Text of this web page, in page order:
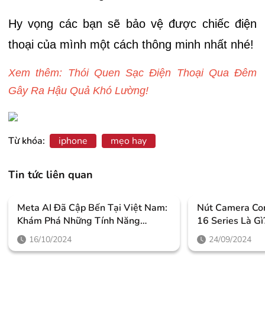
Hy vọng các bạn sẽ bảo vệ được chiếc điện
thoại của mình một cách thông minh nhất nhé!
Xem thêm: Thói Quen Sạc Điện Thoại Qua Đêm
Gây Ra Hậu Quả Khó Lường!
Từ khóa: iphone mẹo hay
Tin tức liên quan
Meta AI Đã Cập Bến Tại Việt Nam:
Khám Phá Những Tính Năng
Thông Minh Giúp Người Dùng
Nâng Tầm Trải Nghiệm
16/10/2024
Nút Camera
16 Series Là
Như Thế Nào?
24/09/2024